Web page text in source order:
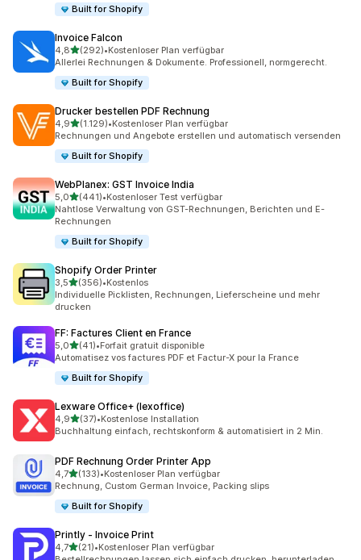
Built for Shopify
Invoice Falcon
4,8von 5 Sternen
(292)
292 Rezensionen insgesamt
•Kostenloser Plan verfügbar
Allerlei Rechnungen & Dokumente. Professionell, normgerecht.
Built for Shopify
Drucker bestellen PDF Rechnung
4,9von 5 Sternen
(1.129)
1129 Rezensionen insgesamt
•Kostenloser Plan verfügbar
Rechnungen und Angebote erstellen und automatisch versenden
Built for Shopify
WebPlanex: GST Invoice India
5,0von 5 Sternen
(441)
441 Rezensionen insgesamt
•Kostenloser Test verfügbar
Nahtlose Verwaltung von GST-Rechnungen, Berichten und E-
Rechnungen
Built for Shopify
Shopify Order Printer
3,5von 5 Sternen
(356)
356 Rezensionen insgesamt
•Kostenlos
Individuelle Picklisten, Rechnungen, Lieferscheine und mehr
drucken
FF: Factures Client en France
5,0von 5 Sternen
(41)
41 Rezensionen insgesamt
•Forfait gratuit disponible
Automatisez vos factures PDF et Factur-X pour la France
Built for Shopify
Lexware Office+ (lexoffice)
4,9von 5 Sternen
(37)
37 Rezensionen insgesamt
•Kostenlose Installation
Buchhaltung einfach, rechtskonform & automatisiert in 2 Min.
PDF Rechnung Order Printer App
4,7von 5 Sternen
(133)
133 Rezensionen insgesamt
•Kostenloser Plan verfügbar
Rechnung, Custom German Invoice, Packing slips
Built for Shopify
Printly ‑ Invoice Print
4,7von 5 Sternen
(21)
21 Rezensionen insgesamt
•Kostenloser Plan verfügbar